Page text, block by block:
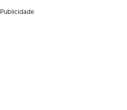
Publicidade